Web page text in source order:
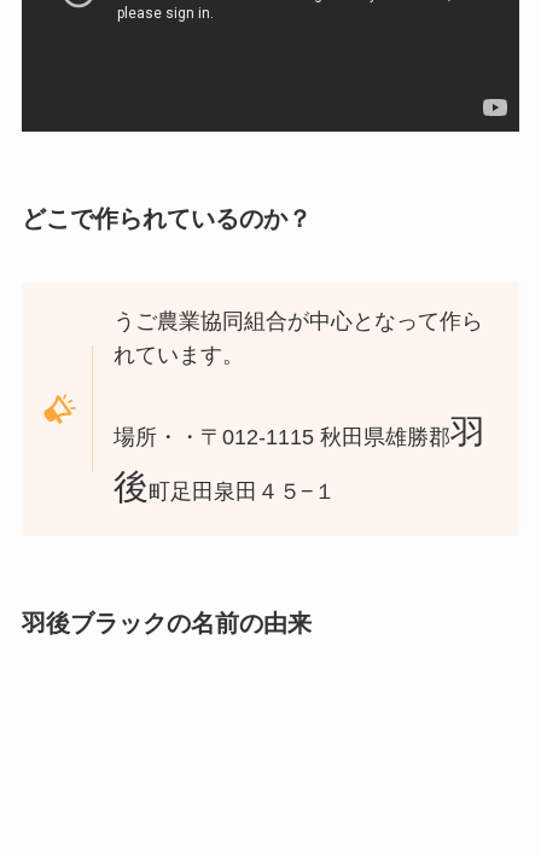
どこで作られているのか？
うご農業協同組合が中心となって作ら
れています。
場所・・〒012-1115 秋田県雄勝郡羽
後町足田泉田４５−１
羽後ブラックの名前の由来